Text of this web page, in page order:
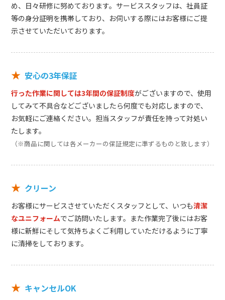
め、日々研修に努めております。サービススタッフは、社員証
等の身分証明を携帯しており、お伺いする際にはお客様にご提
示させていただいております。
★ 安心の3年保証
行った作業に関しては3年間の保証制度がございますので、使用
してみて不具合などございましたら何度でも対応しますので、
お気軽にご連絡ください。担当スタッフが責任を持って対処い
たします。
（※商品に関しては各メーカーの保証規定に準ずるものと致します）
★ クリーン
お客様にサービスさせていただくスタッフとして、いつも清潔
なユニフォームでご訪問いたします。また作業完了後にはお客
様に新鮮にそして気持ちよくご利用していただけるように丁寧
に清掃をしております。
★ キャンセルOK